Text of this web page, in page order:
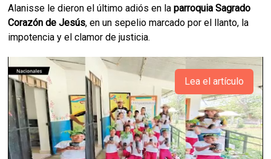
Alanisse le dieron el último adiós en laparroquia Sagrado
Corazón de Jesús, en un sepelio marcado por el llanto, la
impotencia y el clamor de justicia.
Lea el artículo